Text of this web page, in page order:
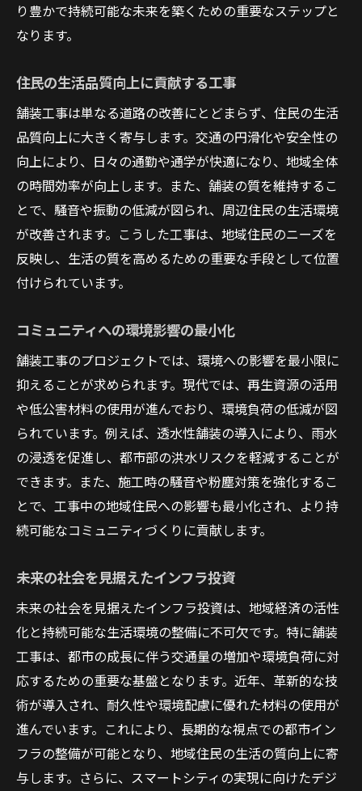
り豊かで持続可能な未来を築くための重要なステップと
なります。
住民の生活品質向上に貢献する工事
舗装工事は単なる道路の改善にとどまらず、住民の生活
品質向上に大きく寄与します。交通の円滑化や安全性の
向上により、日々の通勤や通学が快適になり、地域全体
の時間効率が向上します。また、舗装の質を維持するこ
とで、騒音や振動の低減が図られ、周辺住民の生活環境
が改善されます。こうした工事は、地域住民のニーズを
反映し、生活の質を高めるための重要な手段として位置
付けられています。
コミュニティへの環境影響の最小化
舗装工事のプロジェクトでは、環境への影響を最小限に
抑えることが求められます。現代では、再生資源の活用
や低公害材料の使用が進んでおり、環境負荷の低減が図
られています。例えば、透水性舗装の導入により、雨水
の浸透を促進し、都市部の洪水リスクを軽減することが
できます。また、施工時の騒音や粉塵対策を強化するこ
とで、工事中の地域住民への影響も最小化され、より持
続可能なコミュニティづくりに貢献します。
未来の社会を見据えたインフラ投資
未来の社会を見据えたインフラ投資は、地域経済の活性
化と持続可能な生活環境の整備に不可欠です。特に舗装
工事は、都市の成長に伴う交通量の増加や環境負荷に対
応するための重要な基盤となります。近年、革新的な技
術が導入され、耐久性や環境配慮に優れた材料の使用が
進んでいます。これにより、長期的な視点での都市イン
フラの整備が可能となり、地域住民の生活の質向上に寄
与します。さらに、スマートシティの実現に向けたデジ